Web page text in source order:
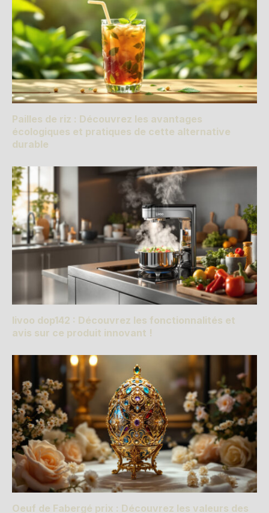
Pailles de riz : Découvrez les avantages
écologiques et pratiques de cette alternative
durable
livoo dop142 : Découvrez les fonctionnalités et
avis sur ce produit innovant !
Oeuf de Fabergé prix : Découvrez les valeurs des